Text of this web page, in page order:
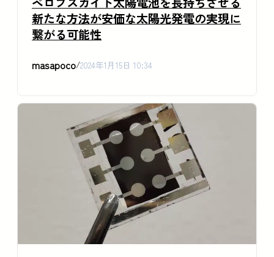
新たな方法が安価な太陽光発電の実現に
繋がる可能性
masapoco/2024年1月15日 10:34